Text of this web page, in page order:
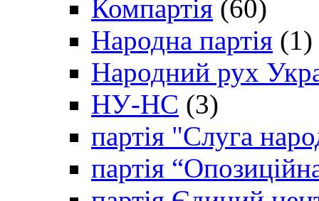
Компартія (60)
Народна партія (1)
Народний рух
НУ-НС (3)
партія "Слуга
партія